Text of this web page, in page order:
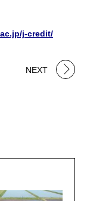
j-credit/
NEXT